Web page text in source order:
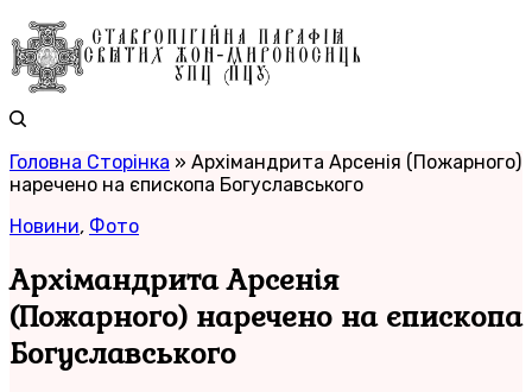
Головна Сторінка » Архімандрита Арсенія (Пожарного)
наречено на єпископа Богуславського
Новини, Фото
Архімандрита Арсенія
(Пожарного) наречено на єпископа
Богуславського